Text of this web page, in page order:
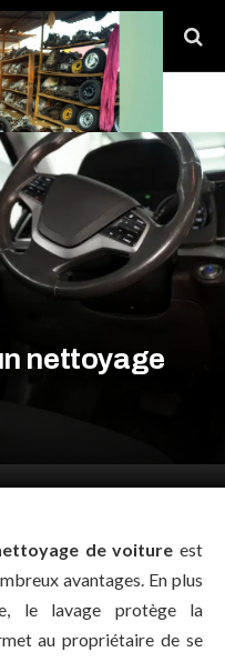
nettoyage de voiture ?
nettoyage
de voiture est
avantages. En plus
le lavage protège la
au propriétaire de se